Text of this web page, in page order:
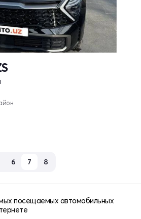
6 7 8
посещаемых автомобильных